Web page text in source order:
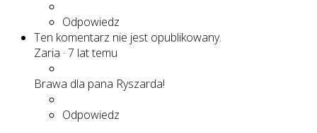
Odpowiedz
Ten komentarz nie jest opublikowany.
Zaria · 7 lat temu
Brawa dla pana Ryszarda!
Odpowiedz